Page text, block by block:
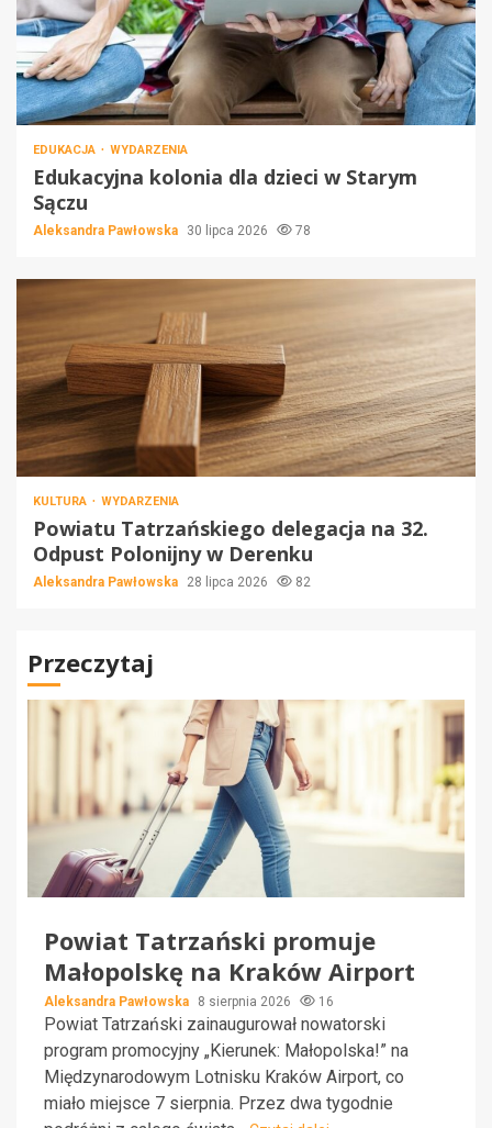
EDUKACJA WYDARZENIA
Edukacyjna kolonia dla dzieci w Starym
Sączu
Aleksandra Pawłowska 30 lipca 2026 78
KULTURA WYDARZENIA
Powiatu Tatrzańskiego delegacja na 32.
Odpust Polonijny w Derenku
Aleksandra Pawłowska 28 lipca 2026 82
Przeczytaj
Powiat Tatrzański promuje
Małopolskę na Kraków Airport
Aleksandra Pawłowska 8 sierpnia 2026 16
Powiat Tatrzański zainaugurował nowatorski
program promocyjny „Kierunek: Małopolska!” na
Międzynarodowym Lotnisku Kraków Airport, co
miało miejsce 7 sierpnia. Przez dwa tygodnie